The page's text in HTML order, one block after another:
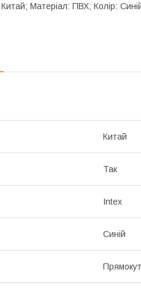
Матеріал: ПВХ; Колір:
Китай
Так
Intex
Синій